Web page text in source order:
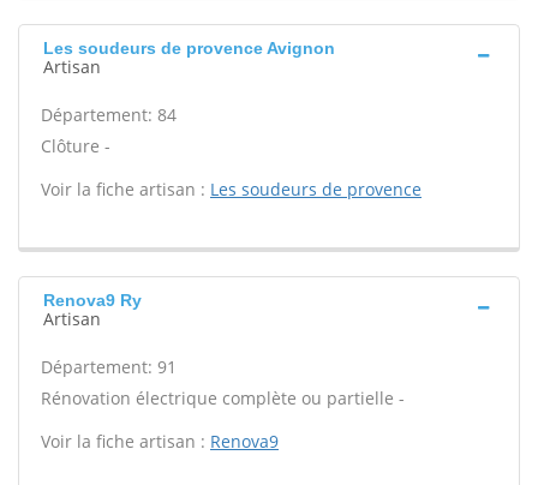
Les soudeurs de provence Avignon
Artisan
Département: 84
Clôture -
Voir la fiche artisan : Les soudeurs de provence
Renova9 Ry
Artisan
Département: 91
Rénovation électrique complète ou partielle -
Voir la fiche artisan : Renova9